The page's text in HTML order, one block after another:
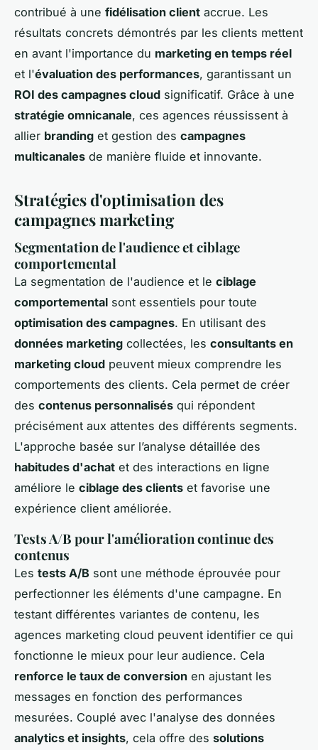
contribué à une fidélisation client accrue. Les
résultats concrets démontrés par les clients mettent
en avant l'importance du marketing en temps réel
et l'évaluation des performances, garantissant un
ROI des campagnes cloud significatif. Grâce à une
stratégie omnicanale, ces agences réussissent à
allier branding et gestion des campagnes
multicanales de manière fluide et innovante.
Stratégies d'optimisation des
campagnes marketing
Segmentation de l'audience et ciblage
comportemental
La segmentation de l'audience et le ciblage
comportemental sont essentiels pour toute
optimisation des campagnes. En utilisant des
données marketing collectées, les consultants en
marketing cloud peuvent mieux comprendre les
comportements des clients. Cela permet de créer
des contenus personnalisés qui répondent
précisément aux attentes des différents segments.
L'approche basée sur l’analyse détaillée des
habitudes d'achat et des interactions en ligne
améliore le ciblage des clients et favorise une
expérience client améliorée.
Tests A/B pour l'amélioration continue des
contenus
Les tests A/B sont une méthode éprouvée pour
perfectionner les éléments d'une campagne. En
testant différentes variantes de contenu, les
agences marketing cloud peuvent identifier ce qui
fonctionne le mieux pour leur audience. Cela
renforce le taux de conversion en ajustant les
messages en fonction des performances
mesurées. Couplé avec l'analyse des données
analytics et insights, cela offre des solutions